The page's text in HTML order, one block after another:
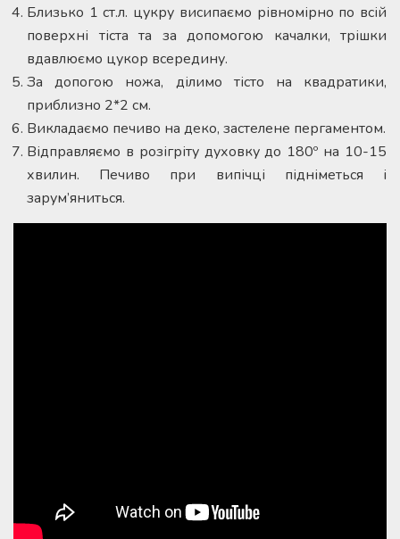
Близько 1 ст.л. цукру висипаємо рівномірно по всій
поверхні тіста та за допомогою качалки, трішки
вдавлюємо цукор всередину.
За допогою ножа, ділимо тісто на квадратики,
приблизно 2*2 см.
Викладаємо печиво на деко, застелене пергаментом.
Відправляємо в розігріту духовку до 180º на 10-15
хвилин. Печиво при випічці підніметься і
зарум’яниться.